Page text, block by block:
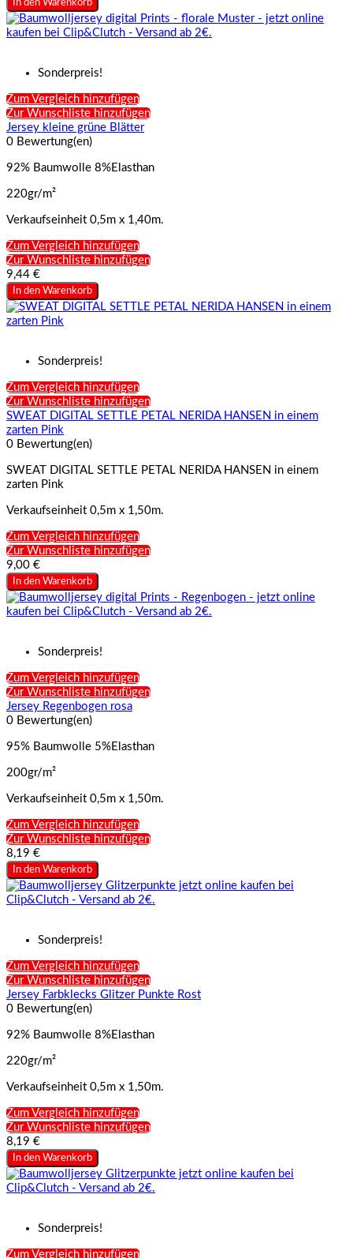
In den Warenkorb
Sonderpreis!
Zum Vergleich hinzufügen
Zur Wunschliste hinzufügen
Jersey kleine grüne Blätter
0 Bewertung(en)
92% Baumwolle 8%Elasthan
220gr/m²
Verkaufseinheit 0,5m x 1,40m.
Zum Vergleich hinzufügen
Zur Wunschliste hinzufügen
9,44 €
In den Warenkorb
Sonderpreis!
Zum Vergleich hinzufügen
Zur Wunschliste hinzufügen
SWEAT DIGITAL SETTLE PETAL NERIDA HANSEN in einem
zarten Pink
0 Bewertung(en)
SWEAT DIGITAL SETTLE PETAL NERIDA HANSEN in einem
zarten Pink
Verkaufseinheit 0,5m x 1,50m.
Zum Vergleich hinzufügen
Zur Wunschliste hinzufügen
9,00 €
In den Warenkorb
Sonderpreis!
Zum Vergleich hinzufügen
Zur Wunschliste hinzufügen
Jersey Regenbogen rosa
0 Bewertung(en)
95% Baumwolle 5%Elasthan
200gr/m²
Verkaufseinheit 0,5m x 1,50m.
Zum Vergleich hinzufügen
Zur Wunschliste hinzufügen
8,19 €
In den Warenkorb
Sonderpreis!
Zum Vergleich hinzufügen
Zur Wunschliste hinzufügen
Jersey Farbklecks Glitzer Punkte Rost
0 Bewertung(en)
92% Baumwolle 8%Elasthan
220gr/m²
Verkaufseinheit 0,5m x 1,50m.
Zum Vergleich hinzufügen
Zur Wunschliste hinzufügen
8,19 €
In den Warenkorb
Sonderpreis!
Zum Vergleich hinzufügen